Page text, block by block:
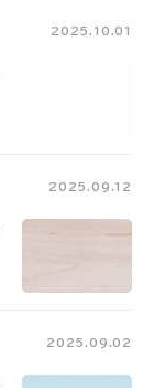
2025.10.01
2025.09.12
2025.09.02